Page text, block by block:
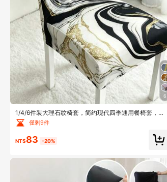
6
1/4/6件装大理石纹椅套，简约现代四季通用餐椅套，可
拆卸座椅保护套，适用于各种场合
僅剩9件
NT$83 -20%